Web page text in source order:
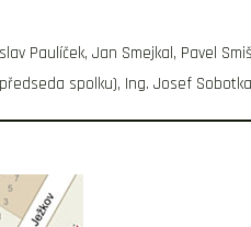
Paulíček, Jan Smejkal, Pavel
spolku), Ing. Josef Sobotka